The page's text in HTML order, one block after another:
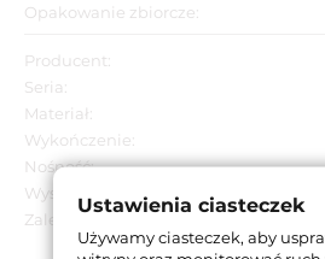
Opakowanie zbiorcze:
Producent:
Seria:
Materiał:
Wykończenie:
Nośność:
Wysokość skrzydełka:
Zalecana grubość drzwi:
Ustawienia ciasteczek
Używamy ciasteczek, aby